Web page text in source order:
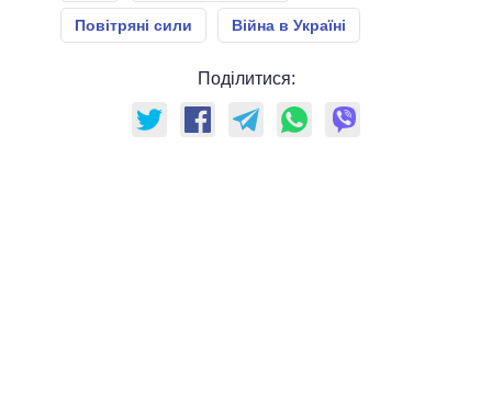
Повітряні сили Війна в Україні
Поділитися: